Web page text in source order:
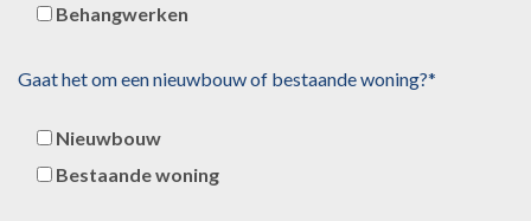
Behangwerken
Gaat het om een nieuwbouw of bestaande woning?*
Nieuwbouw
Bestaande woning